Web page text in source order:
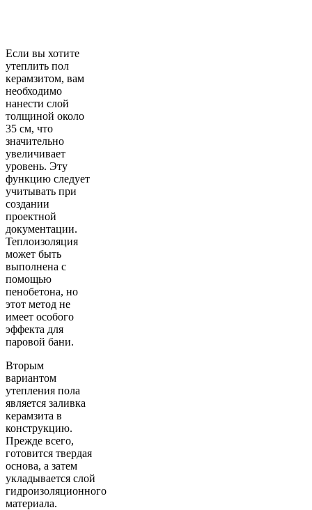
Если вы хотите
утеплить пол
керамзитом, вам
необходимо
нанести слой
толщиной около
35 см, что
значительно
увеличивает
уровень. Эту
функцию следует
учитывать при
создании
проектной
документации.
Теплоизоляция
может быть
выполнена с
помощью
пенобетона, но
этот метод не
имеет особого
эффекта для
паровой бани.
Вторым
вариантом
утепления пола
является заливка
керамзита в
конструкцию.
Прежде всего,
готовится твердая
основа, а затем
укладывается слой
гидроизоляционного
материала.